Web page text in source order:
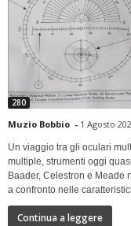
280
Muzio Bobbio - 1 Agosto
Un viaggio tra gli oculari
multiple, strumenti oggi
Baader, Celestron e Meade
a confronto nelle
Continua a leggere